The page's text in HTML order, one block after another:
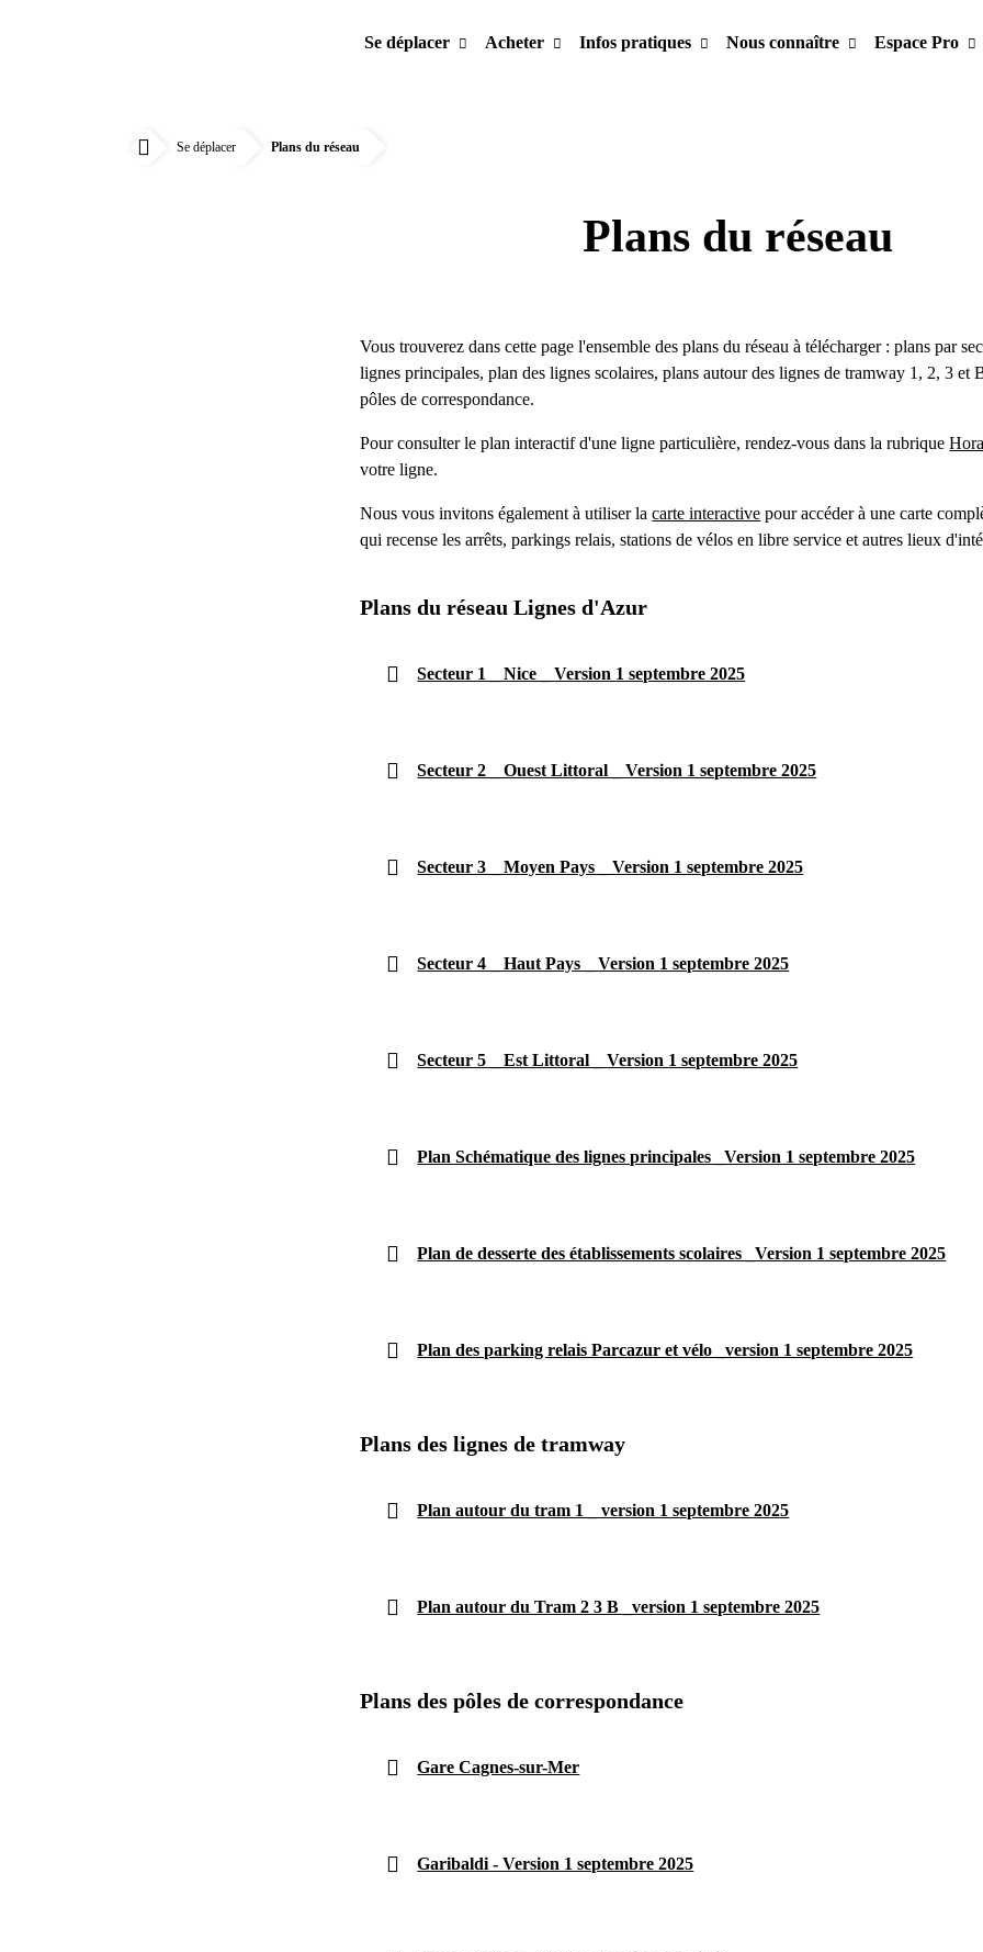
Se déplacer Acheter Infos pratiques Nous connaître Espace Pro
Se déplacer Plans du réseau
Plans du réseau
Vous trouverez dans cette page l'ensemble des plans du réseau à télécharger : plans par
lignes principales, plan des lignes scolaires, plans autour des lignes de tramway 1, 2, 3 et
pôles de correspondance.
Pour consulter le plan interactif d'une ligne particulière, rendez-vous dans la rubrique
votre ligne.
Nous vous invitons également à utiliser lacarte interactive pour accéder à une carte
qui recense les arrêts, parkings relais, stations de vélos en libre service et autres lieux
Plans du réseau Lignes d'Azur
Secteur 1 _ Nice _ Version 1 septembre 2025
Secteur 2 _ Ouest Littoral _ Version 1 septembre 2025
Secteur 3 _ Moyen Pays _ Version 1 septembre 2025
Secteur 4 _ Haut Pays _ Version 1 septembre 2025
Secteur 5 _ Est Littoral _ Version 1 septembre 2025
Plan Schématique des lignes principales _Version 1 septembre 2025
Plan de desserte des établissements scolaires _Version 1 septembre 2025
Plan des parking relais Parcazur et vélo _version 1 septembre 2025
Plans des lignes de tramway
Plan autour du tram 1 _ version 1 septembre 2025
Plan autour du Tram 2 3 B _version 1 septembre 2025
Plans des pôles de correspondance
Gare Cagnes-sur-Mer
Garibaldi - Version 1 septembre 2025